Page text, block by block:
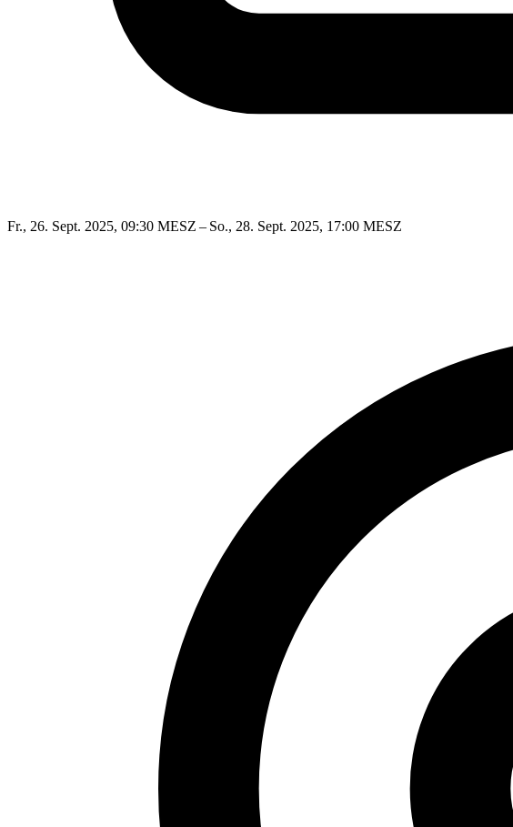
Fr., 26. Sept. 2025, 09:30 MESZ – So., 28. Sept. 2025, 17:00 MESZ